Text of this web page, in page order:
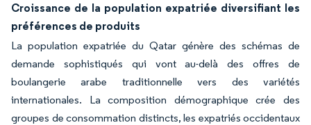
Croissance de la population expatriée diversifiant les
préférences de produits
La population expatriée du Qatar génère des schémas de
demande sophistiqués qui vont au-delà des offres de
boulangerie arabe traditionnelle vers des variétés
internationales. La composition démographique crée des
groupes de consommation distincts, les expatriés occidentaux